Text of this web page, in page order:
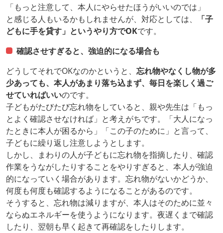
「もっと注意して、本人にやらせたほうがいいのでは」
と感じる人もいるかもしれませんが、対応としては、
「子
どもに手を貸す」というやり方でOKです。
確認させすぎると、強迫的になる場合も
どうしてそれでOKなのかというと、 忘れ物やなくし物が多
少あっても、本人があまり落ち込まず、毎日を楽しく過ご
せていればいいのです。
子どもがたびたび忘れ物をしていると、親や先生は「もっ
とよく確認させなければ」と考えがちです。「大人になっ
たときに本人が困るから」「この子のために」と言って、
子どもに繰り返し注意しようとします。
しかし、まわりの人が子どもに忘れ物を指摘したり、確認
作業をうながしたりすることをやりすぎると、本人が強迫
的になっていく場合があります。忘れ物がないかどうか、
何度も何度も確認するようになることがあるのです。
そうすると、忘れ物は減りますが、本人はそのために並々
ならぬエネルギーを使うようになります。夜遅くまで確認
したり、翌朝も早く起きて再確認をしたりします。